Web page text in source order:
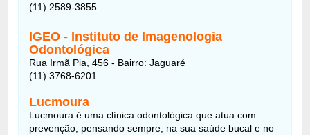
(11) 2589-3855
IGEO - Instituto de Imagenologia
Odontológica
Rua Irmã Pia, 456 - Bairro: Jaguaré
(11) 3768-6201
Lucmoura
Lucmoura é uma clínica odontológica que atua com
prevenção, pensando sempre, na sua saúde bucal e no